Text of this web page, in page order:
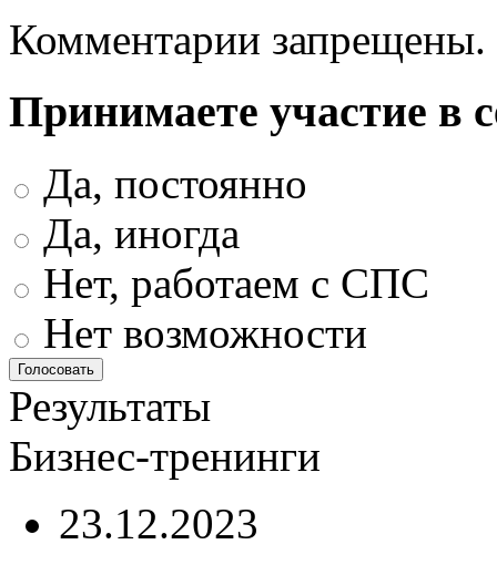
Комментарии запрещены.
Принимаете участие в
Да, постоянно
Да, иногда
Нет, работаем с СПС
Нет возможности
Результаты
Бизнес-тренинги
23.12.2023